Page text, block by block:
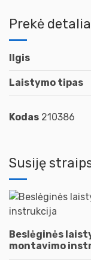
Prekė
Ilgis
Laistymo tipas
Kodas 210386
Susiję
Beslėginės
montavimo